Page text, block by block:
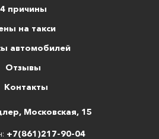
4 причины
на такси
автомобилей
Отзывы
Контакты
Московская, 15
+7(861)217-90-04